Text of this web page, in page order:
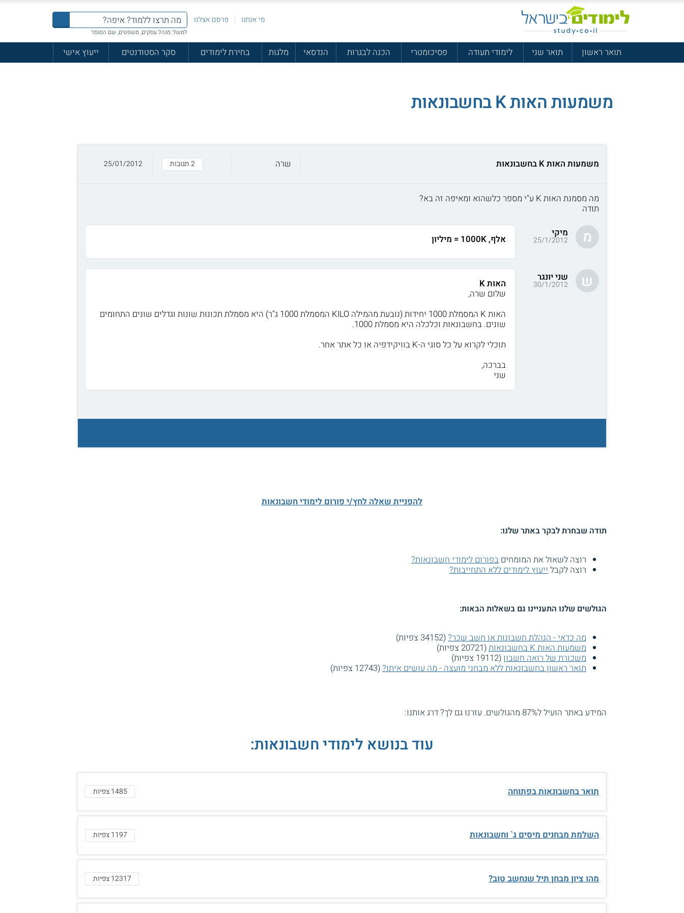
מי אנחנו פרסם אצלנו
למשל: מנהל עסקים, משפטים, שם המוסד
תואר ראשון תואר שני לימודי תעודה פסיכומטרי הכנה לבגרות הנדסאי מלגות בחירת לימודים סקר הסטודנטים ייעוץ אישי
משמעות האות K בחשבונאות
משמעות האות K בחשבונאות שרה 2 תגובות 25/01/2012
מה מסמנת האות K ע"י מספר כלשהוא ומאיפה זה בא?
תודה
מ מיקי
25/1/2012 אלף, 1000K = מיליון
ש שני יונגר
30/1/2012
האות K
שלום שרה,
האות K המסמלת 1000 יחידות (נובעת מהמילה KILO המסמלת 1000 ג"ר) היא מסמלת תכונות שונות וגדלים שונים התחומים
שונים. בחשבונאות וכלכלה היא מסמלת 1000.
תוכלי לקרוא על כל סוגי ה-K בוויקידפיה או כל אתר אחר.
בברכה,
שני
להפניית שאלה לחץ/י פורום לימודי חשבונאות
תודה שבחרת לבקר באתר שלנו:
רוצה לשאול את המומחיםבפורום לימודי חשבונאות?
רוצה לקבלייעוץ לימודים ללא התחייבות?
הגולשים שלנו התעניינו גם בשאלות הבאות:
מה כדאי - הנהלת חשבונות או חשב שכר?(34152 צפיות)
משמעות האות K בחשבונאות
(20721 צפיות)
משכורת של רואה חשבון(19112 צפיות)
תואר ראשון בחשבונאות ללא מבחני מועצה - מה עושים איתו?(12743 צפיות)
המידע באתר הועיל ל87% מהגולשים. עזרנו גם לך? דרג אותנו:
עוד בנושא לימודי חשבונאות:
תואר בחשבונאות בפתוחה 1485 צפיות
השלמת מבחנים מיסים ג` וחשבונאות 1197 צפיות
מהו ציון מבחן תיל שנחשב טוב? 12317 צפיות